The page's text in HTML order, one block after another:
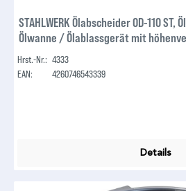
STAHLWERK Ölabscheider OD-110
Ölwanne / Ölablassgerät mit
zum Auffangen von Altöl beim Kfz
Hrst.-Nr.: 4333
EAN:
4260746543339
Details